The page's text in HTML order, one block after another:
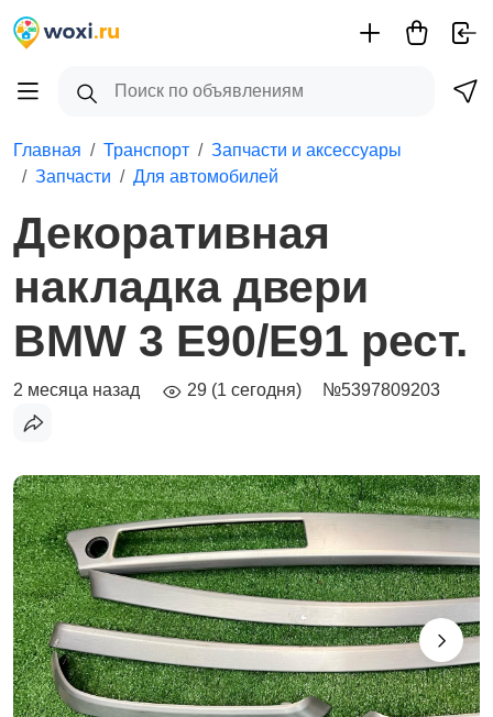
Главная Транспорт
Запчасти и аксессуары
Запчасти
Для автомобилей
Декоративная
накладка двери
BMW 3 E90/E91 рест.
2 месяца назад 29 (1 сегодня) №5397809203